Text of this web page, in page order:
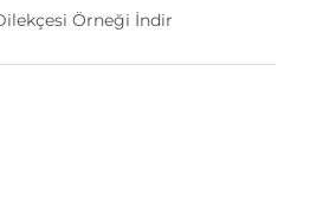
Örneği İndir